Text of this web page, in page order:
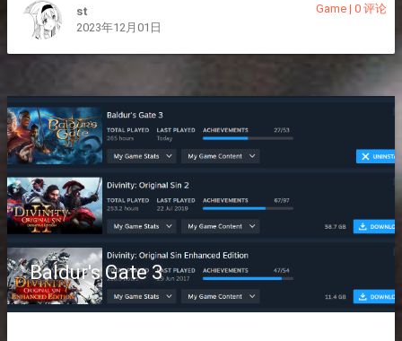
st
2023年12月01日
Game |0 评论
Baldur's Gate 3